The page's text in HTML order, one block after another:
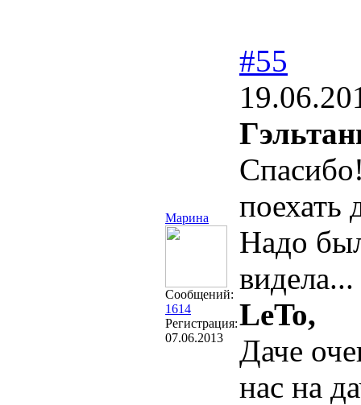
Марина
Сообщений:
1614
Регистрация:
07.06.2013
#55
поехать
Надо
видела...
LeTo,
Даче
нас на